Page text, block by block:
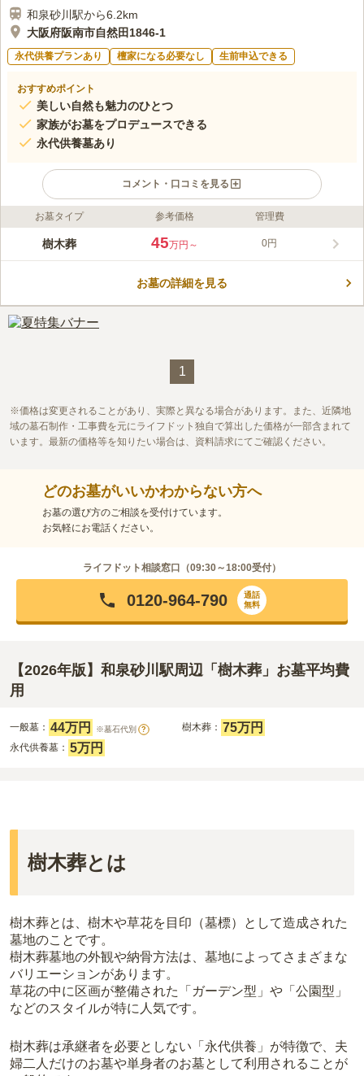
和泉砂川駅から6.2km
大阪府阪南市自然田1846-1
永代供養プランあり 檀家になる必要なし 生前申込できる
おすすめポイント
美しい自然も魅力のひとつ
家族がお墓をプロデュースできる
永代供養墓あり
コメント・口コミを見る
ライフドット編集部のコメント
小川渓メモリーズパークは、墓石とガラスそして樹木を融合した
約ができるので、お墓の継承者が居ない方でも安心して眠れま
拘りをお持ちの方必見です。
口コミ評価
かな場所です。墓地に行くまでの大きな通りに何軒かスーパーがあるので
お花やお供え物は購入できます。また、食事処もあります。
お墓タイプ 参考価格 管理費
樹木葬 45万円～ 0円
お墓の詳細を見る
1
価格は変更されることがあり、実際と異なる場合があります。また、近隣地
域の墓石制作・工事費を元にライフドット独自で算出した価格が一部含まれて
います。最新の価格等を知りたい場合は、資料請求にてご確認ください。
どのお墓がいいかわからない方へ
お墓の選び方のご相談を受付けています。
お気軽にお電話ください。
ライフドット相談窓口（09:30～18:00受付）
0120-964-790
通話
無料
【2026年版】和泉砂川駅周辺「樹木葬」お墓平均費
用
一般墓： 44万円 ※墓石代別 ? 樹木葬： 75万円
永代供養墓： 5万円
樹木葬とは
樹木葬とは、樹木や草花を目印（墓標）として造成された
墓地のことです。
樹木葬墓地の外観や納骨方法は、墓地によってさまざまな
バリエーションがあります。
草花の中に区画が整備された「ガーデン型」や「公園型」
などのスタイルが特に人気です。
樹木葬は承継者を必要としない「永代供養」が特徴で、夫
婦二人だけのお墓や単身者のお墓として利用されることが